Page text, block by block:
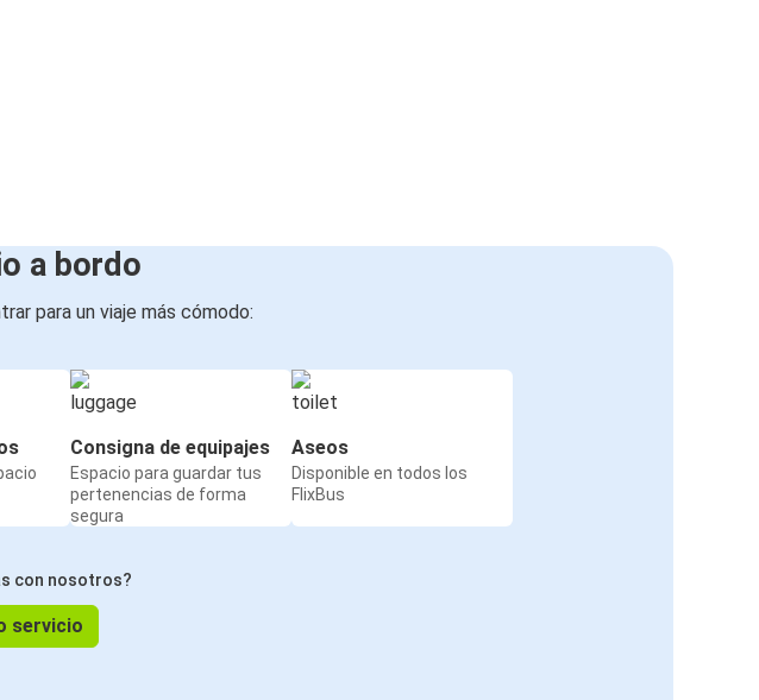
a bordo
para un viaje más cómodo:
Consigna de equipajes
Espacio para guardar tus
pertenencias de forma
segura
Aseos
Disponible en todos los
FlixBus
con nosotros?
servicio